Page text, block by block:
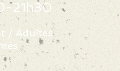
21h30
/ Adultes